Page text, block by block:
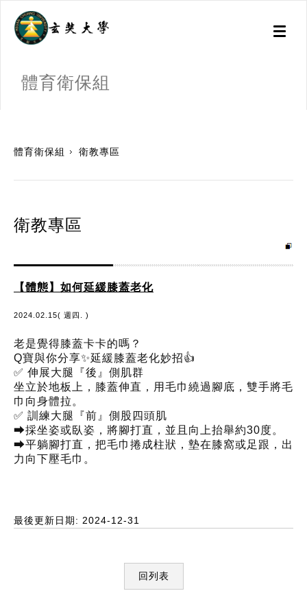
Toggle
體育衛保組
體育衛保組 衛教專區
衛教專區
【體態】如何延緩膝蓋老化
2024.02.15( 週四. )
老是覺得膝蓋卡卡的嗎？
Q寶與你分享✨延緩膝蓋老化妙招👍
✅ 伸展大腿『後』側肌群
坐立於地板上，膝蓋伸直，用毛巾繞過腳底，雙手將毛
巾向身體拉。
✅ 訓練大腿『前』側股四頭肌
➡採坐姿或臥姿，將腳打直，並且向上抬舉約30度。
➡平躺腳打直，把毛巾捲成柱狀，墊在膝窩或足跟，出
力向下壓毛巾。
最後更新日期: 2024-12-31
回列表